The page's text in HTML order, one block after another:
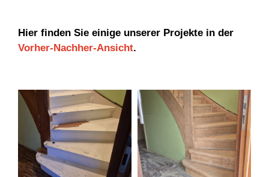
Hier finden Sie einige unserer Projekte in der
Vorher-Nachher-Ansicht.